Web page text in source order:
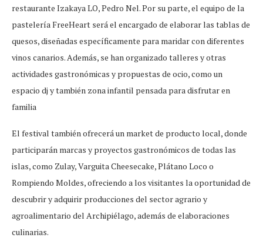
restaurante Izakaya LO, Pedro Nel. Por su parte, el equipo de la
pastelería FreeHeart será el encargado de elaborar las tablas de
quesos, diseñadas específicamente para maridar con diferentes
vinos canarios. Además, se han organizado talleres y otras
actividades gastronómicas y propuestas de ocio, como un
espacio dj y también zona infantil pensada para disfrutar en
familia
El festival también ofrecerá un market de producto local, donde
participarán marcas y proyectos gastronómicos de todas las
islas, como Zulay, Varguita Cheesecake, Plátano Loco o
Rompiendo Moldes, ofreciendo a los visitantes la oportunidad de
descubrir y adquirir producciones del sector agrario y
agroalimentario del Archipiélago, además de elaboraciones
culinarias.